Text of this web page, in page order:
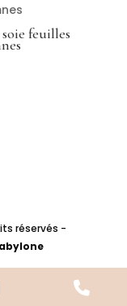
feuilles
réservés -